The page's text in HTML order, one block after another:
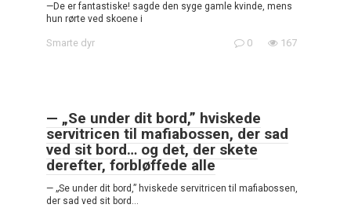
—De er fantastiske! sagde den syge gamle kvinde, mens
hun rørte ved skoene i
Smarte dyr 0 167
— „Se under dit bord,” hviskede
servitricen til mafiabossen, der sad
ved sit bord… og det, der skete
derefter, forbløffede alle
— „Se under dit bord,” hviskede servitricen til mafiabossen,
der sad ved sit bord…